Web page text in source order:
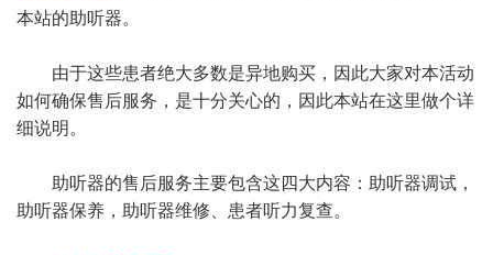
本站的助听器。
由于这些患者绝大多数是异地购买，因此大家对本活动
如何确保售后服务，是十分关心的，因此本站在这里做个详
细说明。
助听器的售后服务主要包含这四大内容：助听器调试，
助听器保养，助听器维修、患者听力复查。